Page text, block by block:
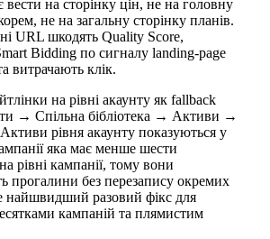
на сторінку цін, не на головну
не на загальну сторінку планів.
URL шкодять Quality Score,
Bidding по сигналу landing-page
витрачають клік.
на рівні акаунту як fallback
→ Спільна бібліотека → Активи →
рівня акаунту показуються у
яка має менше шести
рівні кампанії, тому вони
прогалини без перезапису окремих
найшвидший разовий фікс для
кампаній та плямистим